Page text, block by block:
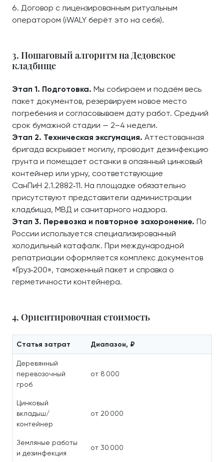
Договор с лицензированным ритуальным
оператором (iWALY берёт это на себя).
3. Пошаговый алгоритм на Дедовское
кладбище
Этап 1. Подготовка. Мы собираем и подаём весь
пакет документов, резервируем новое место
погребения и согласовываем дату работ. Средний
срок бумажной стадии — 2–4 недели.
Этап 2. Техническая эксгумация. Аттестованная
бригада вскрывает могилу, проводит дезинфекцию
грунта и помещает останки в опаянный цинковый
контейнер или урну, соответствующие
СанПиН 2.1.2882‑11. На площадке обязательно
присутствуют представители администрации
кладбища, МВД и санитарного надзора.
Этап 3. Перевозка и повторное захоронение. По
России используется специализированный
холодильный катафалк. При международной
репатриации оформляется комплекс документов
«Груз‑200», таможенный пакет и справка о
герметичности контейнера.
4. Ориентировочная стоимость
Статья затрат Диапазон, ₽
Деревянный
перевозочный
гроб
от 8 000
Цинковый
вкладыш/
контейнер
от 20 000
Земляные работы
и дезинфекция
от 30 000